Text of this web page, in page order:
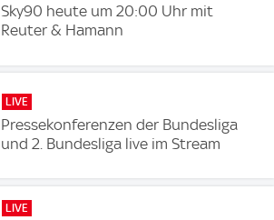
Sky90 heute um 20:00 Uhr mit
Reuter & Hamann
LIVE
Pressekonferenzen der Bundesliga
und 2. Bundesliga live im Stream
LIVE